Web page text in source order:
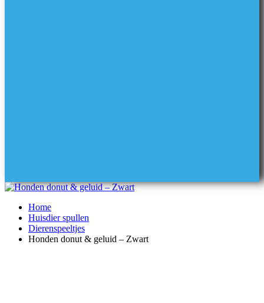
Home
Huisdier spullen
Dierenspeeltjes
Honden donut & geluid – Zwart